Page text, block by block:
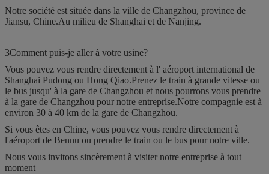
Notre société est située dans la ville de Changzhou, province de
Jiansu, Chine.Au milieu de Shanghai et de Nanjing.
3Comment puis-je aller à votre usine?
Vous pouvez vous rendre directement à l' aéroport international de
Shanghai Pudong ou Hong Qiao.Prenez le train à grande vitesse ou
le bus jusqu' à la gare de Changzhou et nous pourrons vous prendre
à la gare de Changzhou pour notre entreprise.Notre compagnie est à
environ 30 à 40 km de la gare de Changzhou.
Si vous êtes en Chine, vous pouvez vous rendre directement à
l'aéroport de Bennu ou prendre le train ou le bus pour notre ville.
Nous vous invitons sincèrement à visiter notre entreprise à tout
moment